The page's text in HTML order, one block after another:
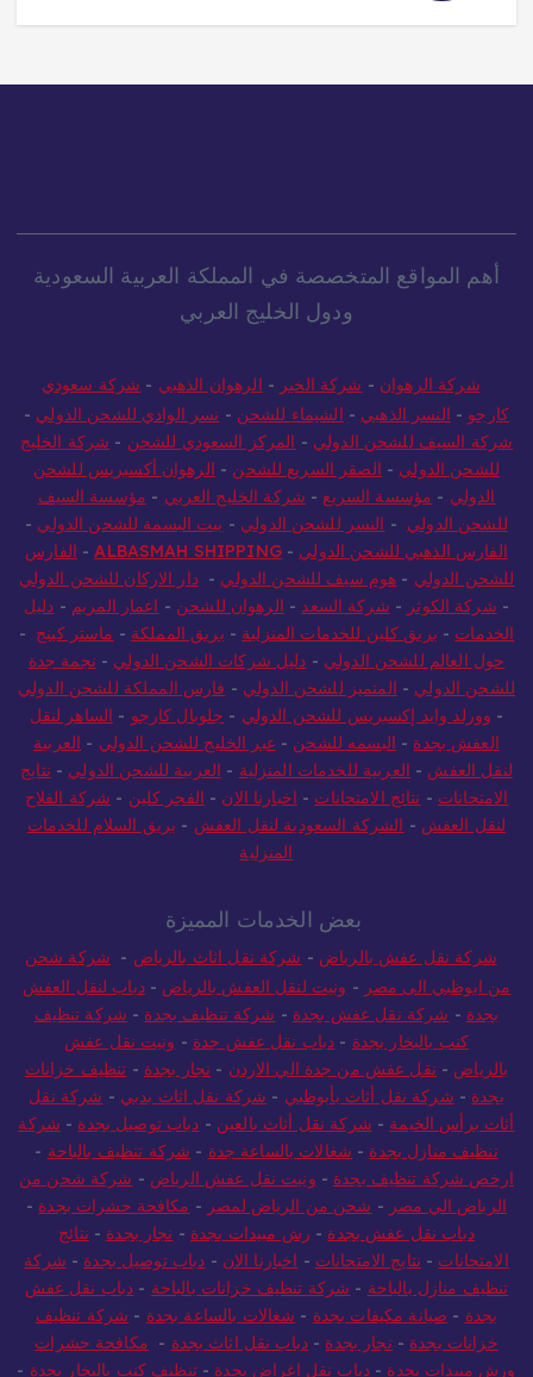
أهم المواقع المتخصصة في المملكة العربية السعودية
ودول الخليج العربي
شركة الرهوان شركة الخير- الرهوان الذهبي
شركة سعودي
كارجو - النسر الذهبي - الشيماء للشحن- نسر الوادي للشحن الدولي
شركة السيف للشحن الدولي
المركز السعودي للشحن
شركة الخليج
للشحن الدولي
الصقر السريع للشحن
الرهوان أكسبريس للشحن
الدولي- مؤسسة السريع- شركة الخليج العربي -مؤسسة السيف
للشحن الدولي
- النسر للشحن الدولي-بيت البسمة للشحن الدولي
الفارس الذهبي للشحن الدولي
ALBASMAH SHIPPING
الفارس
للشحن الدولي
هوم سيف للشحن الدولي-
دار الاركان للشحن الدولي
- شركة الكوثر -شركة السعد - الرهوان للشحن اعمار المريم - دليل
الخدمات - بريق كلين للخدمات المنزلية- بريق المملكة - ماستر كينج -
حول العالم للشحن الدولي
دليل شركات الشحن الدولي -
نجمة جدة
للشحن الدولي - المتميز للشحن الدولي
فارس المملكة للشحن الدولي
-وورلد وايد إكسبريس للشحن الدولي- جلوبال كارجو - الساهر لنقل
العفش بجدة
- البسمه للشحن - عبر الخليج للشحن الدولي -
العربية
لنقل العفش
-العربية للخدمات المنزلية- العربية للشحن الدولي - نتايج
الامتحانات - نتائج الامتحانات اخبارنا الان - الفجر كلين -شركة الفلاح
الشركة السعودية لنقل العفش
بعض الخدمات المميزة
شركة نقل عفش بالرياض - شركة نقل اثاث بالرياض -
شركة شحن
من ابوظبي الى مصر- ونيت لنقل العفش بالرياض - دباب لنقل العفش
بجدة- شركة نقل عفش بجدة- شركة تنظيف بجدة -شركة تنظيف
كنب بالبخار بجدة
دباب نقل عفش جدة-
ونيت نقل عفش
بالرياض
- نقل عفش من جدة الي الاردن-نجار بجدة
تنظيف خزانات
بجدة
- شركة نقل أثاث بأبوظبي- شركة نقل اثاث بدبي
شركة نقل
أثاث برأس الخيمة
-شركة نقل أثاث بالعين - دباب توصيل بجدة -
شركة
تنظيف منازل بجدة
شغالات بالساعة جدة - شركة تنظيف بالباحة
ارخص شركة تنظيف بجدة
ونيت نقل عفش الرياض -
شركة شحن من
الرياض الي مصر - شحن من الرياض لمصر - مكافحة حشرات بجدة
دباب نقل عفش بجدة
رش مبيدات بجدة- نجار بجدة -نتائج
الامتحانات - نتايج الامتحانات-اخبارنا الان- دباب توصيل بجدة -
شركة
تنظيف منازل بالباحة
شركة تنظيف خزانات بالباحة-
دباب نقل عفش
بجدة- صيانة مكيفات بجدة شغالات بالساعة بجدة -شركة تنظيف
خزانات بجدة
-نجار بجدة- دباب نقل اثاث بجدة -
مكافحة حشرات